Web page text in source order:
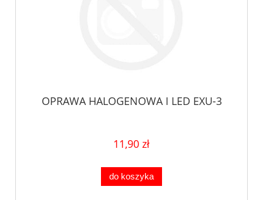
OPRAWA HALOGENOWA I LED EXU-3
11,90 zł
do koszyka